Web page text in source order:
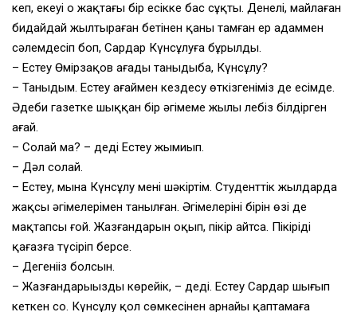
кеп, екеуі оң жақтағы бір есікке бас сұқты. Денелі, майлаған
бидайдай жылтыраған бетінен қаны тамған ер адаммен
сәлемдесіп боп, Сардар Күнсұлуға бұрылды.
– Естеу Өмірзақов ағаңды таныдыңба, Күнсұлу?
– Таныдым. Естеу ағаймен кездесу өткізгеніміз де есімде.
Әдеби газетке шыққан бір әңгімеме жылы лебіз білдірген
ағай.
– Солай ма? – деді Естеу жымиып.
– Дәл солай.
– Естеу, мына Күнсұлу менің шәкіртім. Студенттік жылдарда
жақсы әңгімелерімен танылған. Әңгімелерінің бірін өзің де
мақтапсың ғой. Жазғандарын оқып, пікір айтсаң. Пікіріңді
қағазға түсіріп берсең.
– Дегеніңіз болсын.
– Жазғандарыңызды көрейік, – деді. Естеу Сардар шығып
кеткен соң. Күнсұлу қол сөмкесінен арнайы қаптамаға